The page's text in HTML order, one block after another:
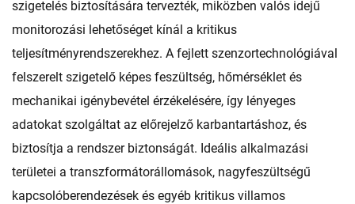
szigetelés biztosítására tervezték, miközben valós idejű
monitorozási lehetőséget kínál a kritikus
teljesítményrendszerekhez. A fejlett szenzortechnológiával
felszerelt szigetelő képes feszültség, hőmérséklet és
mechanikai igénybevétel érzékelésére, így lényeges
adatokat szolgáltat az előrejelző karbantartáshoz, és
biztosítja a rendszer biztonságát. Ideális alkalmazási
területei a transzformátorállomások, nagyfeszültségű
kapcsolóberendezések és egyéb kritikus villamos